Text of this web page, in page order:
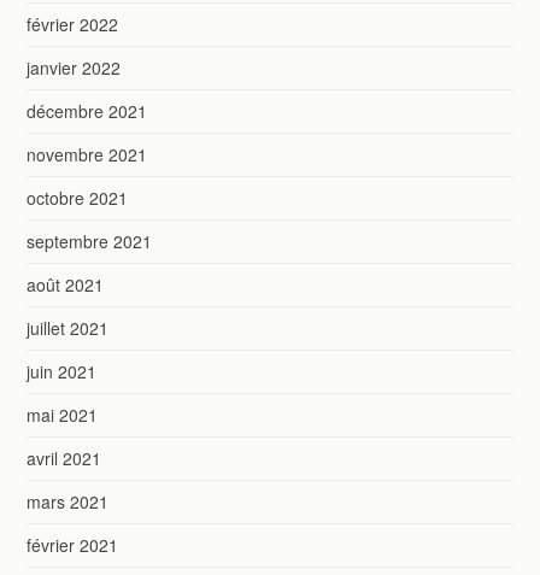
février 2022
janvier 2022
décembre 2021
novembre 2021
octobre 2021
septembre 2021
août 2021
juillet 2021
juin 2021
mai 2021
avril 2021
mars 2021
février 2021